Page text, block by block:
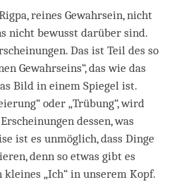
reines Gewahrsein, nicht
nicht bewusst darüber sind.
Das ist Teil des so
Gewahrseins“, das wie das
Bild in einem Spiegel ist.
oder „Trübung“, wird
dessen, was
ist es unmöglich, dass Dinge
denn so etwas gibt es
„Ich“ in unserem Kopf.